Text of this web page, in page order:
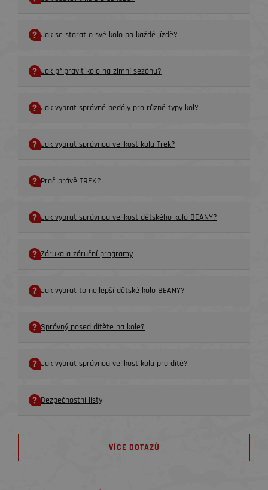
Jak se starat o své kolo po každé jízdě?
Jak připravit kolo na zimní sezónu?
Jak vybrat správné pedály pro různé typy kol?
Jak vybrat správnou velikost kola Trek?
Proč právě TREK?
Jak vybrat správnou velikost dětského kola BEANY?
Záruka a záruční programy
Jak vybrat to nejlepší dětské kolo BEANY?
Správný posed dítěte na kole?
Jak vybrat správnou velikost kola pro dítě?
Bezpečnostní listy
VÍCE DOTAZŮ